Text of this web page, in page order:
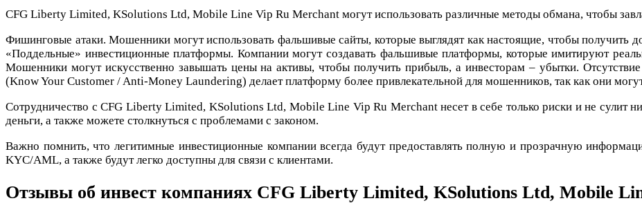
CFG Liberty Limited, KSolutions Ltd, Mobile Line Vip Ru Merchant могут использовать различные методы обмана, чтобы
Фишинговые атаки. Мошенники могут использовать фальшивые сайты, которые выглядят как настоящие, чтобы получить
«Поддельные» инвестиционные платформы. Компании могут создавать фальшивые платформы, которые имитируют
Мошенники могут искусственно завышать цены на активы, чтобы получить прибыль, а инвесторам – убытки.
(Know Your Customer / Anti-Money Laundering) делает платформу более привлекательной для мошенников, так как они
Сотрудничество с CFG Liberty Limited, KSolutions Ltd, Mobile Line Vip Ru Merchant несет в себе только риски и не сулит
деньги, а также можете столкнуться с проблемами с законом.
Важно помнить, что легитимные инвестиционные компании всегда будут предоставлять полную и прозрачную
KYC/AML, а также будут легко доступны для связи с клиентами.
Отзывы об инвест компаниях CFG Liberty Limited, KSolutions Ltd, Mobile